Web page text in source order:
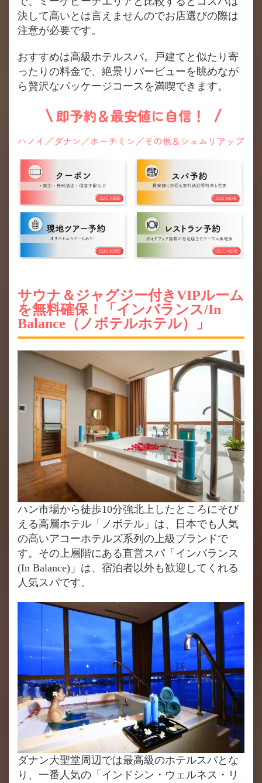
決して高いとは言えませんのでお店選びの際は
注意が必要です。
おすすめは高級ホテルスパ。戸建てと似たり寄
ったりの料金で、絶景リバービューを眺めなが
ら贅沢なパッケージコースを満喫できます。
サウナ＆ジャグジー付きVIPルーム
を無料確保！「インバランス/In
Balance（ノボテルホテル）」
ハン市場から徒歩10分強北上したところにそび
える高層ホテル「ノボテル」は、日本でも人気
の高いアコーホテルズ系列の上級ブランドで
す。その上層階にある直営スパ「インバランス
(In Balance)」は、宿泊者以外も歓迎してくれる
人気スパです。
ダナン大聖堂周辺では最高級のホテルスパとな
り、一番人気の「インドシン・ウェルネス・リ